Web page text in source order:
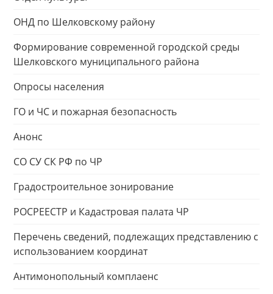
ОНД по Шелковскому району
Формирование современной городской среды
Шелковского муниципального района
Опросы населения
ГО и ЧС и пожарная безопасность
Анонс
СО СУ СК РФ по ЧР
Градостроительное зонирование
РОСРЕЕСТР и Кадастровая палата ЧР
Перечень сведений, подлежащих представлению с
использованием координат
Антимонопольный комплаенс